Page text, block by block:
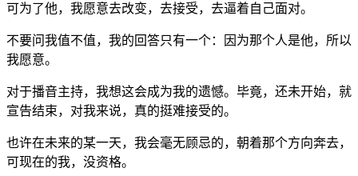
可为了他，我愿意去改变，去接受，去逼着自己面对。
不要问我值不值，我的回答只有一个：因为那个人是他，所以
我愿意。
对于播音主持，我想这会成为我的遗憾。毕竟，还未开始，就
宣告结束，对我来说，真的挺难接受的。
也许在未来的某一天，我会毫无顾忌的，朝着那个方向奔去，
可现在的我，没资格。